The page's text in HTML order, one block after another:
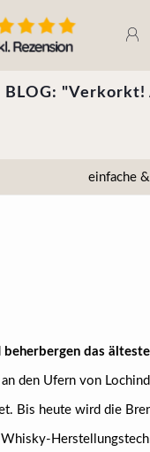
BLOG:
einfache
beherbergen das
den Ufern von
Bis heute wird die